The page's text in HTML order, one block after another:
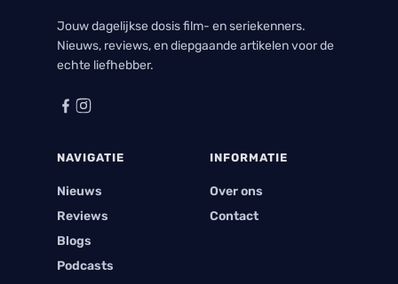
Jouw dagelijkse dosis film- en seriekenners.
Nieuws, reviews, en diepgaande artikelen voor de
echte liefhebber.
NAVIGATIE
Nieuws
Reviews
Blogs
Podcasts
INFORMATIE
Over ons
Contact